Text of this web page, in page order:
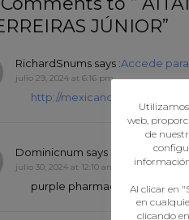
JÚNIOR”
RichardSnums says :Accede
julio 29, 2024 at 6:16 pm
http://
Dominicnum says : Accede para
julio 30, 2024 at 12:10 am
purple pharmacy mexico
web,
de
Al clicar en
en
clicando